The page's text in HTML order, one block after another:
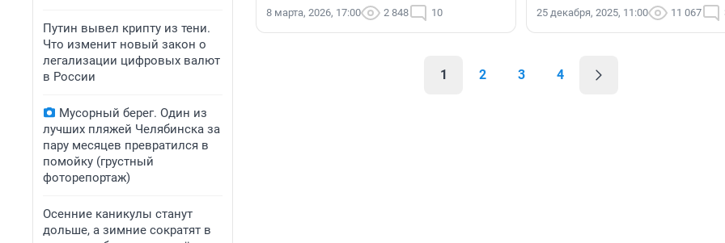
Путин вывел крипту из тени.
Что изменит новый закон о
легализации цифровых валют
в России
Мусорный берег. Один из
лучших пляжей Челябинска за
пару месяцев превратился в
помойку (грустный
фоторепортаж)
Осенние каникулы станут
дольше, а зимние сократят в
8 марта, 2026, 17:00 2 848 10 25 декабря, 2025, 11:00 11 067
1 2 3 4